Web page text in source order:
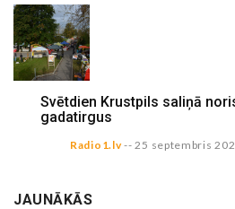
Svētdien Krustpils saliņā
gadatirgus
Radio1.lv-- 25 septembris
JAUNĀKĀS